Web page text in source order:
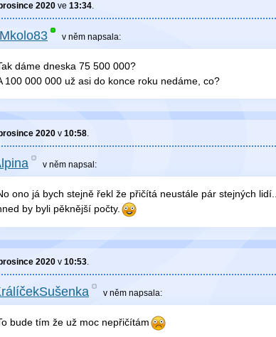
2020 ve 13:34.
v němnapsala:
dáme dneska 75 500 000?
100 000 000 už asi do konce roku nedáme, co?
2020 v 10:58.
v němnapsal:
ono já bych stejně řekl že přičítá neustále pár stejných
by byli pěknější počty.
2020 v 10:53.
v němnapsala:
bude tím že už moc nepřičítám